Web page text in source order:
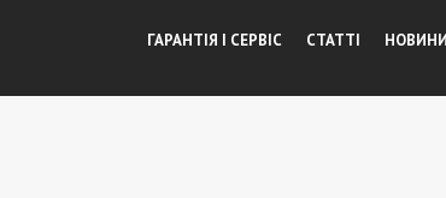
ГАРАНТІЯ І СЕРВІС СТАТТІ НОВИНИ